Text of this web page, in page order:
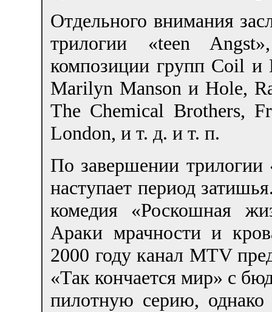
Отдельного внимания
трилогии «teen
композиции групп Coil
Marilyn Manson и Hole,
The Chemical Brothers,
London, и т. д. и т. п.
По завершении трилогии
наступает период
комедия «Роскошная
Араки мрачности и
2000 году канал MTV
«Так кончается мир» с
пилотную серию,